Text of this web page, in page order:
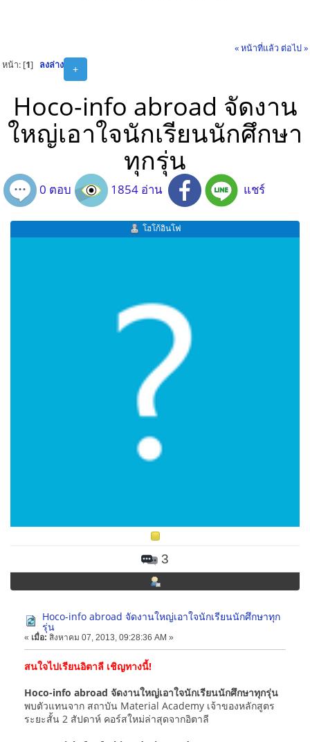
« หน้าที่แล้ว ต่อไป »
+
หน้า: [1] ลงล่าง
Hoco-info abroad จัดงาน
ใหญ่เอาใจนักเรียนนักศึกษา
ทุกรุ่น
0 ตอบ 1854 อ่าน แชร์
โฮโก้อินโฟ
3
Hoco-info abroad จัดงานใหญ่เอาใจนักเรียนนักศึกษาทุก
รุ่น
« เมื่อ: สิงหาคม 07, 2013, 09:28:36 AM »
สนใจไปเรียนอิตาลี เชิญทางนี้!
Hoco-info abroad จัดงานใหญ่เอาใจนักเรียนนักศึกษาทุกรุ่น
พบตัวแทนจาก สถาบัน Material Academy เจ้าของหลักสูตร
ระยะสั้น 2 สัปดาห์ คอร์สใหม่ล่าสุดจากอิตาลี